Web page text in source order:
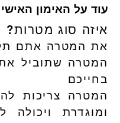
עוד על האימון האישי
איזה סוג מטרות?
את המטרה אתם
המטרה שתוביל
בחייכם
המטרה צריכות
ומוגדרת ויכולה